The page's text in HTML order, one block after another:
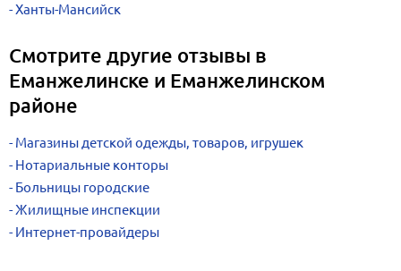
Ханты-Мансийск
Смотрите другие отзывы в
Еманжелинске и Еманжелинском
районе
Магазины детской одежды, товаров, игрушек
Нотариальные конторы
Больницы городские
Жилищные инспекции
Интернет-провайдеры